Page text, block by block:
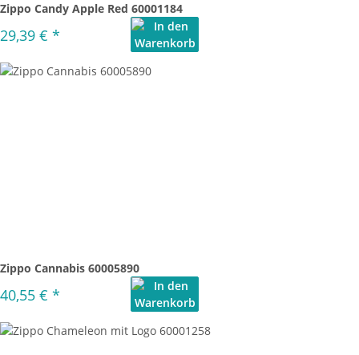
Zippo Candy Apple Red 60001184
29,39 € *
Zippo Cannabis 60005890
40,55 € *